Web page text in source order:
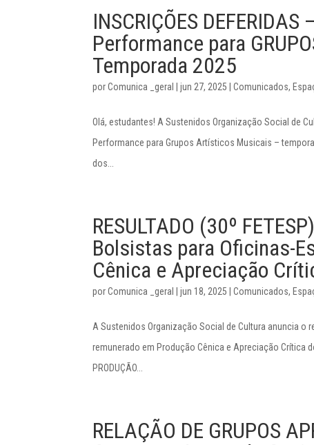
unidade 3
polo são
corpo docente
newsletter
INSCRIÇÕES
Performance para
Temporada 2025
porComunica _geral |jun 27, 2025 |Comunicados,
Olá, estudantes! A Sustenidos Organização Social de
Performance para Grupos Artísticos Musicais –
dos...
RESULTADO (30º
Bolsistas para Oficinas-
Cênica e Apreciação
porComunica _geral |jun 18, 2025 |Comunicados,
A Sustenidos Organização Social de Cultura anuncia
remunerado em Produção Cênica e Apreciação Crítica
PRODUÇÃO...
RELAÇÃO DE GRUPOS